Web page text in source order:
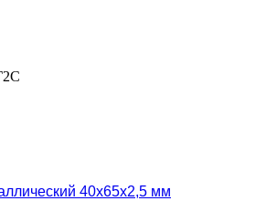
40х65х2,5 мм